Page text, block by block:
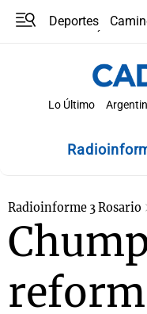
Deportes
Lo Último
Radioinforme 3 Rosario